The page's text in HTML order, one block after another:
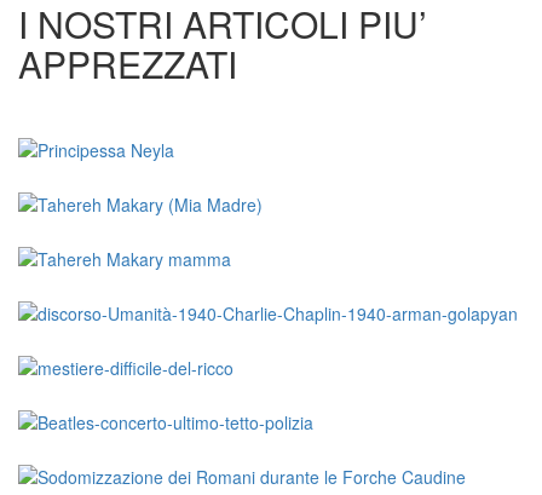
I NOSTRI ARTICOLI PIU’
APPREZZATI